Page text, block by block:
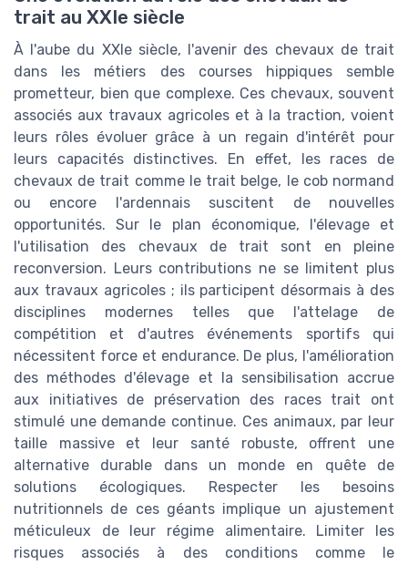
trait au XXIe siècle
À l'aube du XXIe siècle, l'avenir des chevaux de trait
dans les métiers des courses hippiques semble
prometteur, bien que complexe. Ces chevaux, souvent
associés aux travaux agricoles et à la traction, voient
leurs rôles évoluer grâce à un regain d'intérêt pour
leurs capacités distinctives. En effet, les races de
chevaux de trait comme le trait belge, le cob normand
ou encore l'ardennais suscitent de nouvelles
opportunités. Sur le plan économique, l'élevage et
l'utilisation des chevaux de trait sont en pleine
reconversion. Leurs contributions ne se limitent plus
aux travaux agricoles ; ils participent désormais à des
disciplines modernes telles que l'attelage de
compétition et d'autres événements sportifs qui
nécessitent force et endurance. De plus, l'amélioration
des méthodes d'élevage et la sensibilisation accrue
aux initiatives de préservation des races trait ont
stimulé une demande continue. Ces animaux, par leur
taille massive et leur santé robuste, offrent une
alternative durable dans un monde en quête de
solutions écologiques. Respecter les besoins
nutritionnels de ces géants implique un ajustement
méticuleux de leur régime alimentaire. Limiter les
risques associés à des conditions comme le